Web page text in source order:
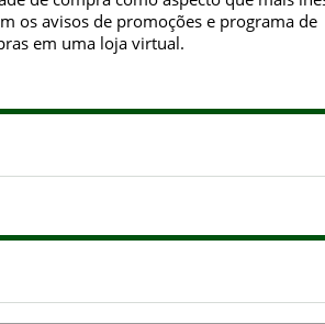
os avisos de promoções e programa de
em uma loja virtual.